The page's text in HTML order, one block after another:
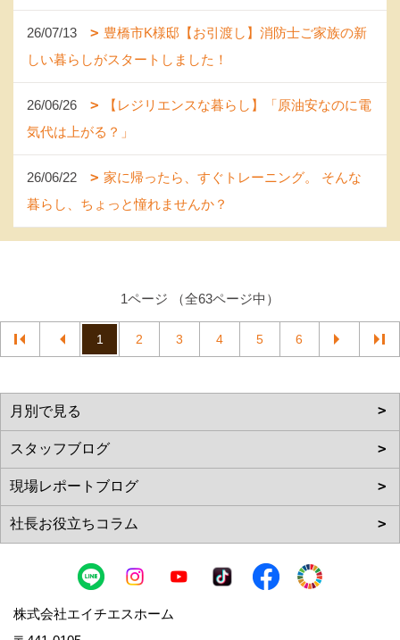
26/07/13
豊橋市K様邸【お引渡し】消防士ご家族の新
しい暮らしがスタートしました！
26/06/26
【レジリエンスな暮らし】「原油安なのに電
気代は上がる？」
26/06/22
家に帰ったら、すぐトレーニング。 そんな
暮らし、ちょっと憧れませんか？
1ページ （全63ページ中）
1 2 3 4 5 6
株式会社エイチエスホーム